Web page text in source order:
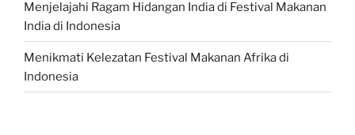
Menjelajahi Ragam Hidangan India di Festival Makanan
India di Indonesia
Menikmati Kelezatan Festival Makanan Afrika di
Indonesia